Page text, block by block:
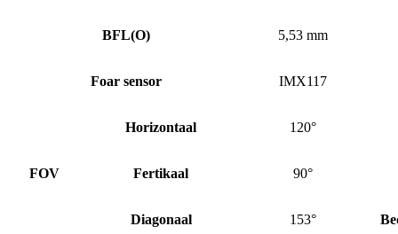
BFL(O) 5,53 mm
Foar sensor IMX117
FOV
Horizontaal 120°
Fertikaal 90°
Diagonaal 153°